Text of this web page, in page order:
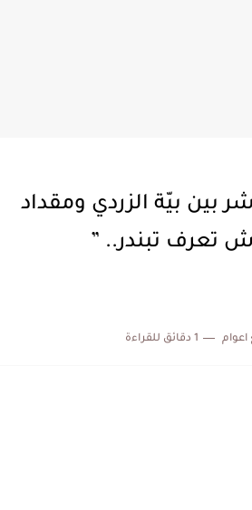
بين بيّة الزردي ومقداد
تعرف تبندر.. ”
1 دقائق للقراءة